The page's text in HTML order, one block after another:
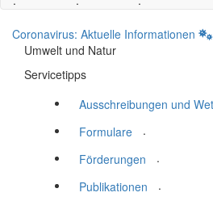
Coronavirus: Aktuelle Informationen
Umwelt und Natur
Servicetipps
Ausschreibungen und
Formulare
.
Förderungen
.
Publikationen
.